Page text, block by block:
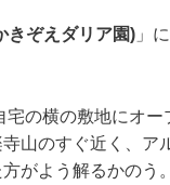
きぞえダリア園) 」
宅の横の敷地にオー
山のすぐ近く、ア
がよう解るかのう。